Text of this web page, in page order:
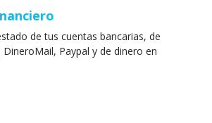
de tus cuentas bancarias, de
Paypal y de dinero en